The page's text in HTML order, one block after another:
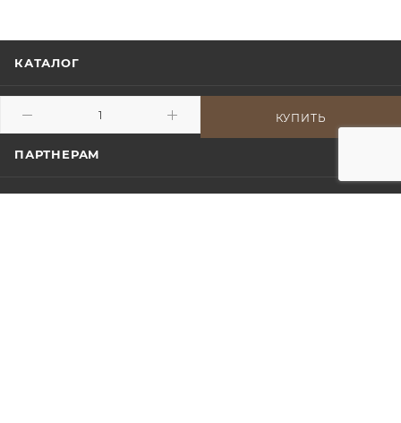
КУПИТЬ
КАТАЛОГ
ПАРТНЕРАМ